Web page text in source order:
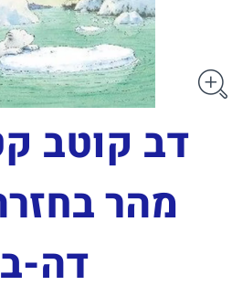
דב קוטב
מהר
דה-